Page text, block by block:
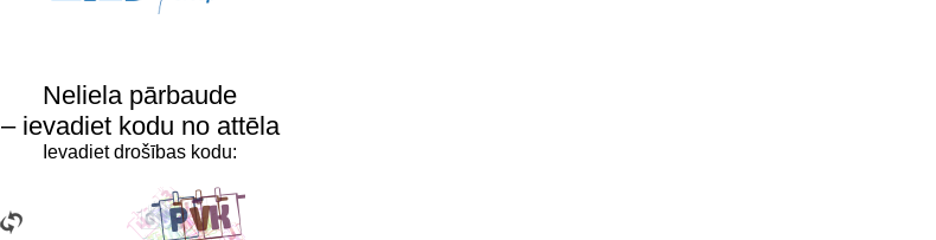
Neliela pārbaude
– ievadiet kodu no attēla
Ievadiet drošības kodu: